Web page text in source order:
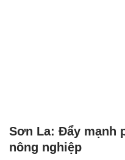
Sơn La: Đẩy mạnh
nông nghiệp